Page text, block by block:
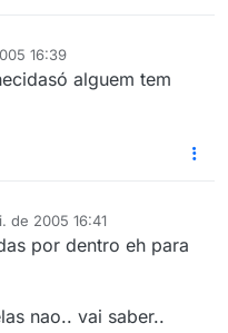
16:39
alguem tem
de 2005 16:41
por dentro eh para
nao.. vai saber..